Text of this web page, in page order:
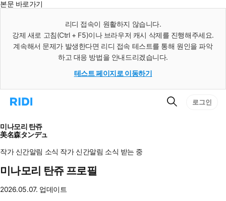
본문 바로가기
리디 접속이 원활하지 않습니다.
강제 새로 고침(Ctrl + F5)이나 브라우저 캐시 삭제를 진행해주세요.
계속해서 문제가 발생한다면 리디 접속 테스트를 통해 원인을 파악
하고 대응 방법을 안내드리겠습니다.
테스트 페이지로 이동하기
리
으
로
이
동
검
로그인
미나모리 탄쥬
美名森タンデュ
작가 신간알림 소식 작가 신간알림 소식 받는 중
미나모리 탄쥬 프로필
2026.05.07. 업데이트